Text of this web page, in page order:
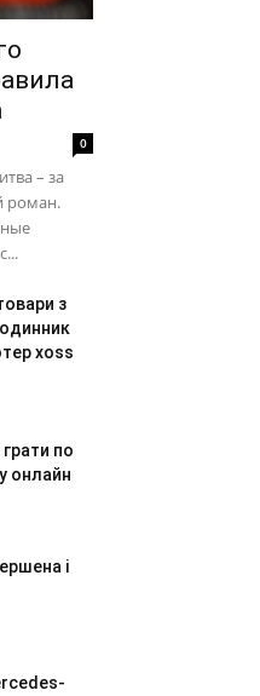
0
– за
роман.
з
xoss
по
онлайн
і